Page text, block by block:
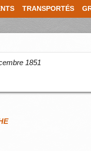
TRANSPORTÉS
1851